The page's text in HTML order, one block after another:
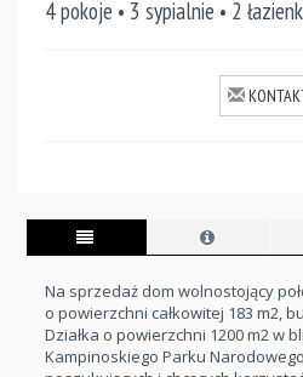
4 pokoje • 3 sypialnie • 2
Na sprzedaż dom wolnostojący
o powierzchni całkowitej 183 m2,
Działka o powierzchni 1200 m2 w
Kampinoskiego Parku